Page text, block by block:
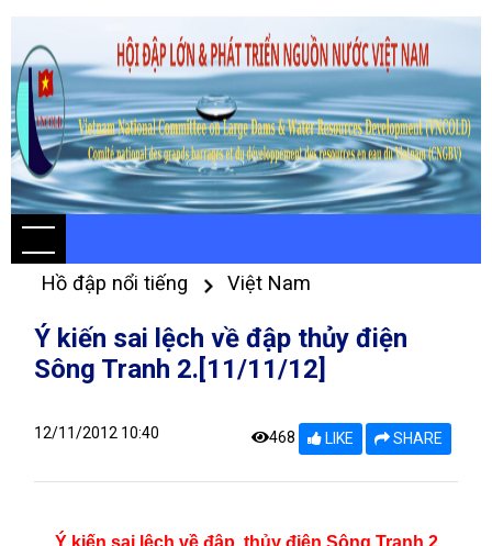
Hồ đập nổi tiếng Việt Nam
Ý kiến sai lệch về đập thủy điện
Sông Tranh 2.[11/11/12]
12/11/2012 10:40 468 LIKE SHARE
Ý kiến sai lệch về đập thủy điện Sông Tranh 2